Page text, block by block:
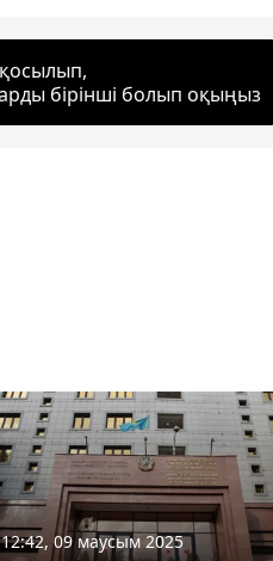
бірінші болып оқыңыз
12:42, 09 маусым 2025